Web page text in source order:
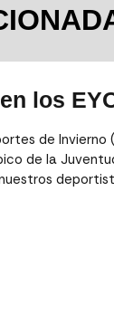
los
de Invierno
de la